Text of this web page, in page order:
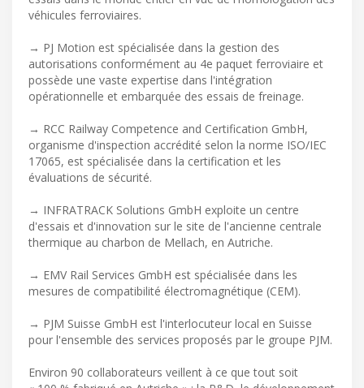
véhicules ferroviaires.
→ PJ Motion est spécialisée dans la gestion des
autorisations conformément au 4e paquet ferroviaire et
possède une vaste expertise dans l'intégration
opérationnelle et embarquée des essais de freinage.
→ RCC Railway Competence and Certification GmbH,
organisme d'inspection accrédité selon la norme ISO/IEC
17065, est spécialisée dans la certification et les
évaluations de sécurité.
→ INFRATRACK Solutions GmbH exploite un centre
d'essais et d'innovation sur le site de l'ancienne centrale
thermique au charbon de Mellach, en Autriche.
→ EMV Rail Services GmbH est spécialisée dans les
mesures de compatibilité électromagnétique (CEM).
→ PJM Suisse GmbH est l'interlocuteur local en Suisse
pour l'ensemble des services proposés par le groupe PJM.
Environ 90 collaborateurs veillent à ce que tout soit